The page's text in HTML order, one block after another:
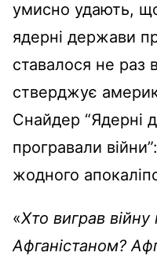
умисно удають,
ядерні держави
ставалося не раз
стверджує
Снайдер “Ядерні
програвали війни”:
жодного
«Хто виграв
Афганістаном?